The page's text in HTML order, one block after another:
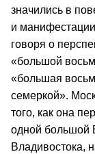
значились в
и
говоря о
«большой
«большая
семеркой».
того, как она
одной большой
Владивостока,